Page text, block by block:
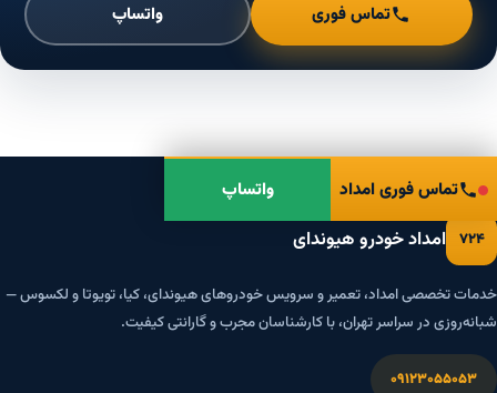
تماس فوری واتساپ
تماس فوری امداد واتساپ
۷۲۴ امداد خودرو هیوندای
خدمات تخصصی امداد، تعمیر و سرویس خودروهای هیوندای، کیا، تویوتا و لکسوس —
شبانه‌روزی در سراسر تهران، با کارشناسان مجرب و گارانتی کیفیت.
۰۹۱۲۳۰۵۵۰۵۳